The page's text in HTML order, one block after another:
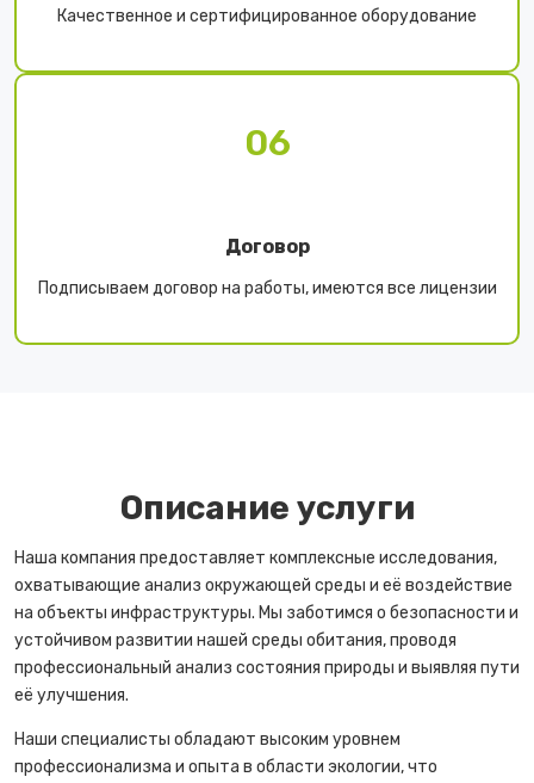
Качественное и сертифицированное оборудование
06
Договор
Подписываем договор на работы, имеются все лицензии
Описание услуги
Наша компания предоставляет комплексные исследования,
охватывающие анализ окружающей среды и её воздействие
на объекты инфраструктуры. Мы заботимся о безопасности и
устойчивом развитии нашей среды обитания, проводя
профессиональный анализ состояния природы и выявляя пути
её улучшения.
Наши специалисты обладают высоким уровнем
профессионализма и опыта в области экологии, что